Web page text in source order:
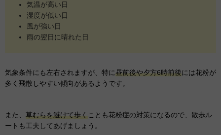
気温が高い日
湿度が低い日
風が強い日
雨の翌日に晴れた日
気象条件にも左右されますが、特に昼前後や夕方6時前後には花粉が
多く飛散しやすい傾向があるようです。
また、 草むらを避けて歩くことも花粉症の対策になるので、散歩ル
ートも工夫してあげましょう。